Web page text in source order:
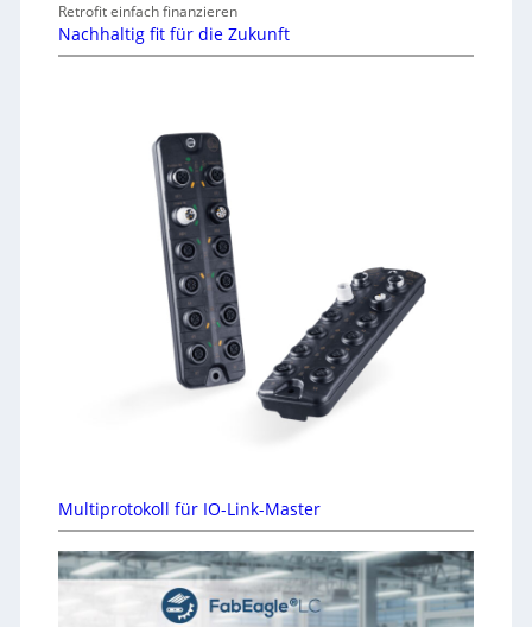
Retrofit einfach finanzieren
Nachhaltig fit für die Zukunft
Multiprotokoll für IO-Link-Master